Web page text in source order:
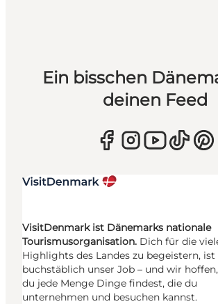
Ein bisschen
deinen Feed
VisitDenmark ist Dänemarks nationale
Tourismusorganisation. Dich für die
Highlights des Landes zu begeistern, ist
buchstäblich unser Job – und wir
du jede Menge Dinge findest, die du
unternehmen und besuchen kannst.